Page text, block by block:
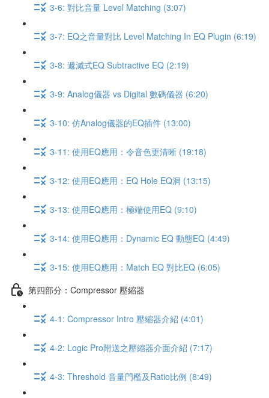
3-6: 對比音量 Level Matching (3:07)
3-7: EQ之音量對比 Level Matching In EQ Plugin (6:19)
3-8: 遞減式EQ Subtractive EQ (2:19)
3-9: Analog儀器 vs Digital 數碼儀器 (6:20)
3-10: 仿Analog儀器的EQ插件 (13:00)
3-11: 使用EQ應用：令音色更清晰 (19:18)
3-12: 使用EQ應用：EQ Hole EQ洞 (13:15)
3-13: 使用EQ應用：極端使用EQ (9:10)
3-14: 使用EQ應用：Dynamic EQ 動態EQ (4:49)
3-15: 使用EQ應用：Match EQ 對比EQ (6:05)
第四部分：Compressor 壓縮器
4-1: Compressor Intro 壓縮器介紹 (4:01)
4-2: Logic Pro附送之壓縮器介面介紹 (7:17)
4-3: Threshold 音量門檻及Ratio比例 (8:49)